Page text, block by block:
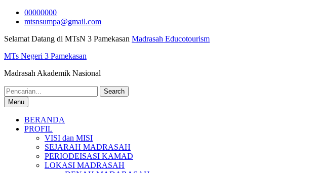
Skip
00000000
mtsnsumpa@gmail.com
Selamat Datang di MTsN 3 Pamekasan Madrasah Educotourism
MTs Negeri 3 Pamekasan
Madrasah Akademik Nasional
Search
for:Menu
BERANDA
PROFIL
VISI dan MISI
SEJARAH MADRASAH
PERIODEISASI KAMAD
LOKASI MADRASAH